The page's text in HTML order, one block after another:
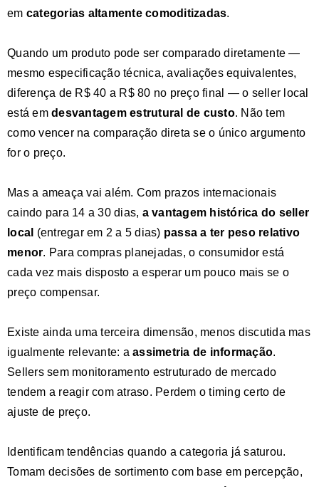
em categorias altamente comoditizadas.
Quando um produto pode ser comparado diretamente —
mesmo especificação técnica, avaliações equivalentes,
diferença de R$ 40 a R$ 80 no preço final — o seller local
está em desvantagem estrutural de custo. Não tem
como vencer na comparação direta se o único argumento
for o preço.
Mas a ameaça vai além. Com prazos internacionais
caindo para 14 a 30 dias, a vantagem histórica do seller
local (entregar em 2 a 5 dias) passa a ter peso relativo
menor. Para compras planejadas, o consumidor está
cada vez mais disposto a esperar um pouco mais se o
preço compensar.
Existe ainda uma terceira dimensão, menos discutida mas
igualmente relevante: a assimetria de informação.
Sellers sem monitoramento estruturado de mercado
tendem a reagir com atraso. Perdem o timing certo de
ajuste de preço.
Identificam tendências quando a categoria já saturou.
Tomam decisões de sortimento com base em percepção,